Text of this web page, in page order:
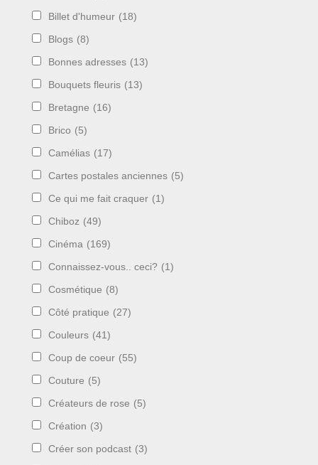
Billet d'humeur (18)
Blogs (8)
Bonnes adresses (13)
Bouquets fleuris (13)
Bretagne (16)
Brico (5)
Camélias (17)
Cartes postales anciennes (5)
Ce qui me fait craquer (1)
Chiboz (49)
Cinéma (169)
Connaissez-vous.. ceci? (1)
Cosmétique (8)
Côté pratique (27)
Couleurs (41)
Coup de coeur (55)
Couture (5)
Créateurs de rose (5)
Création (3)
Créer son podcast (3)